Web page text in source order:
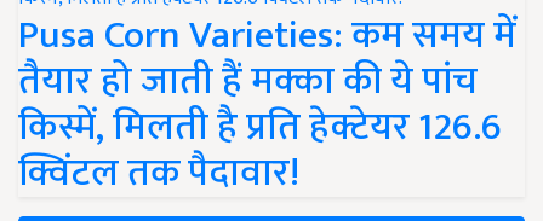
Pusa Corn Varieties: कम समय में
तैयार हो जाती हैं मक्का की ये पांच
किस्में, मिलती है प्रति हेक्टेयर 126.6
क्विंटल तक पैदावार!